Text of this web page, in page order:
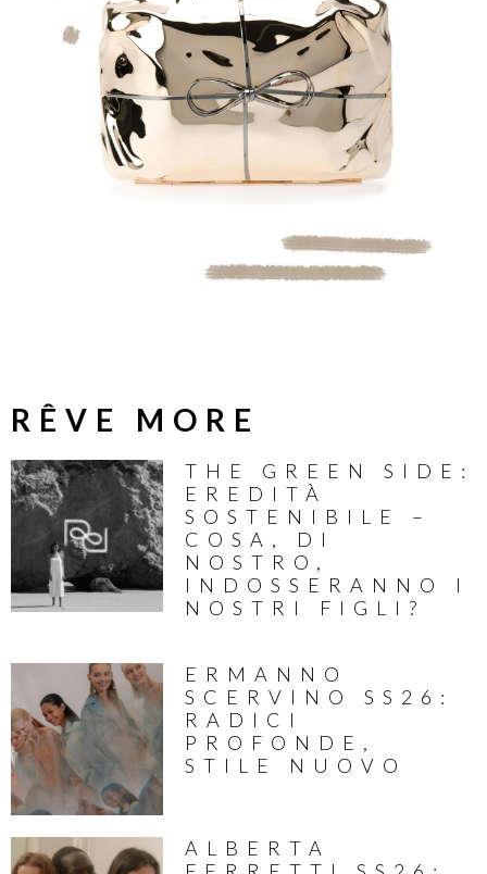
RÊVE MORE
THE GREEN SIDE:
EREDITÀ
SOSTENIBILE –
COSA, DI
NOSTRO,
INDOSSERANNO I
NOSTRI FIGLI?
ERMANNO
SCERVINO SS26:
RADICI
PROFONDE,
STILE NUOVO
ALBERTA